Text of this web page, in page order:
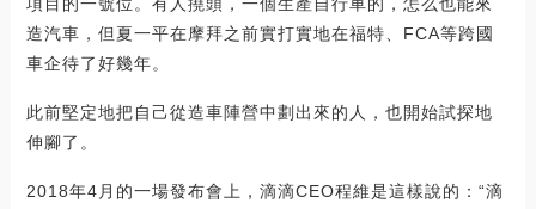
項目的一號位。有人撓頭，一個生產自行車的，怎么也能來
造汽車，但夏一平在摩拜之前實打實地在福特、FCA等跨國
車企待了好幾年。
此前堅定地把自己從造車陣營中劃出來的人，也開始試探地
伸腳了。
2018年4月的一場發布會上，滴滴CEO程維是這樣說的：“滴